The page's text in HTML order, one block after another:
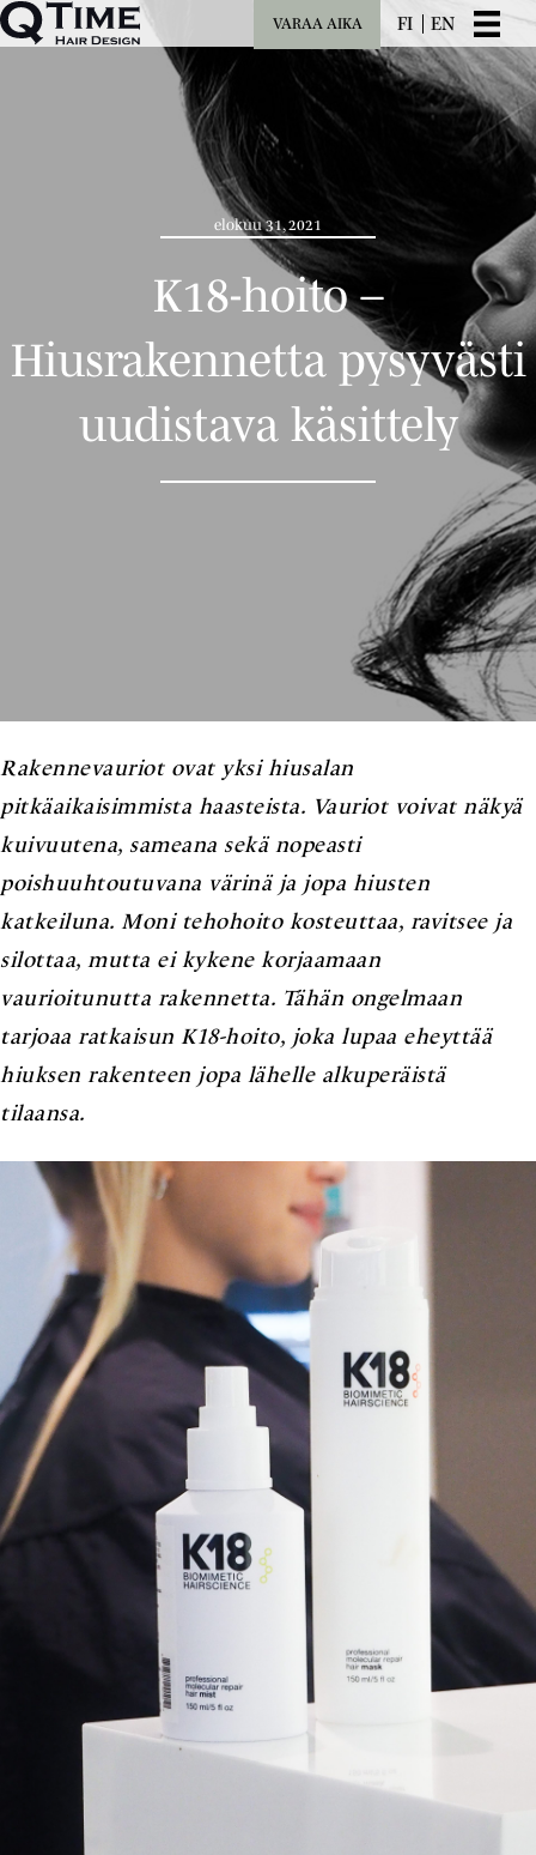
VARAA AIKA FI EN
elokuu 31, 2021
K18-hoito –
Hiusrakennetta pysyvästi
uudistava käsittely
Rakennevauriot ovat yksi hiusalan
pitkäaikaisimmista haasteista. Vauriot voivat näkyä
kuivuutena, sameana sekä nopeasti
poishuuhtoutuvana värinä ja jopa hiusten
katkeiluna. Moni tehohoito kosteuttaa, ravitsee ja
silottaa, mutta ei kykene korjaamaan
vaurioitunutta rakennetta. Tähän ongelmaan
tarjoaa ratkaisun K18-hoito, joka lupaa eheyttää
hiuksen rakenteen jopa lähelle alkuperäistä
tilaansa.